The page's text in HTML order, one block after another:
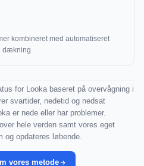
kombineret med automatiseret
dækning.
for Looka baseret på overvågning i
svartider, nedetid og nedsat
er nede eller har problemer.
hele verden samt vores eget
og opdateres løbende.
vores metode